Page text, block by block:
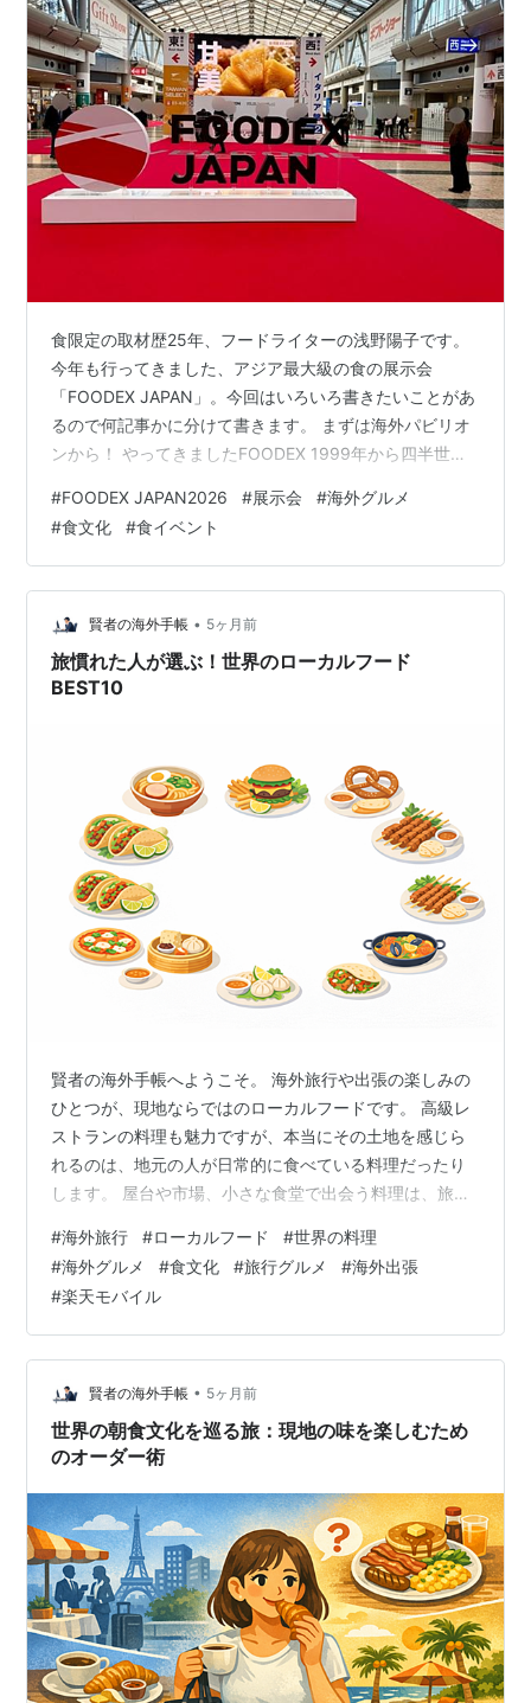
食限定の取材歴25年、フードライターの浅野陽子です。
今年も行ってきました、アジア最大級の食の展示会
「FOODEX JAPAN」。今回はいろいろ書きたいことがあ
るので何記事かに分けて書きます。 まずは海外パビリオ
ンから！ やってきましたFOODEX 1999年から四半世
展示会。 今年の「FOODEX JAPAN 2026」は先週3月10
日〜13日の4日間行われました。 この展示会は数十年、
毎年ずっと幕張メッセでやっていて。 パビリオンが「海
外は数字が若い方のホール4つ、国内は後半」みたいにわ
かりやすかったのですが、何年か前からビックサイトに
変わ…
#FOODEX JAPAN2026 #展示会 #海外グルメ
#食文化 #食イベント
賢者の海外手帳 • 5ヶ月前
旅慣れた人が選ぶ！世界のローカルフード
BEST10
賢者の海外手帳へようこそ。 海外旅行や出張の楽しみの
ひとつが、現地ならではのローカルフードです。 高級レ
ストランの料理も魅力ですが、本当にその土地を感じら
れるのは、地元の人が日常的に食べている料理だったり
します。 屋台や市場、小さな食堂で出会う料理は、旅の
れた人たちの間でも人気の高い世界のローカルフード
BEST10を紹介します。 1. バインミー（ベトナム） フラ
ンスパンに肉や野菜、パクチーなどを挟んだベトナムの
サンドイッチです。 屋台でも手軽に買えるのに、驚くほ
どバランスの良い味わいが魅力です。 2. タコス（メキシ
コ） トルティーヤに肉や…
#海外旅行 #ローカルフード #世界の料理
#海外グルメ #食文化 #旅行グルメ #海外出張
#楽天モバイル
賢者の海外手帳 • 5ヶ月前
世界の朝食文化を巡る旅：現地の味を楽しむため
のオーダー術